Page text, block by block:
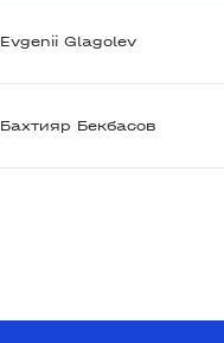
Evgenii Glagolev
Бахтияр Бекбасов